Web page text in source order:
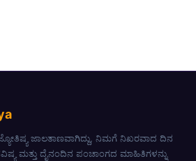
ಜಾಲತಾಣವಾಗಿದ್ದು, ನಿಮಗೆ ನಿಖರವಾದ ದಿನ
ಮತ್ತು ದೈನಂದಿನ ಪಂಚಾಂಗದ ಮಾಹಿತಿಗಳನ್ನು